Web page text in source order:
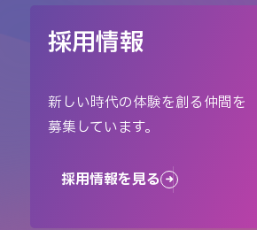
採用情報
新しい時代の体験を創る仲間を
募集しています。
採用情報を見る